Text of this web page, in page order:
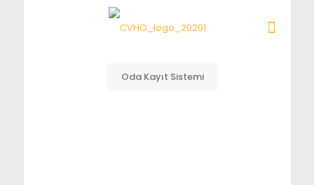
Oda Kayıt Sistemi